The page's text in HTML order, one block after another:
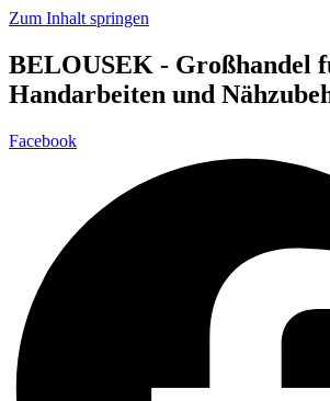
Zum Inhalt springen
BELOUSEK - Großhandel
Handarbeiten und
Facebook